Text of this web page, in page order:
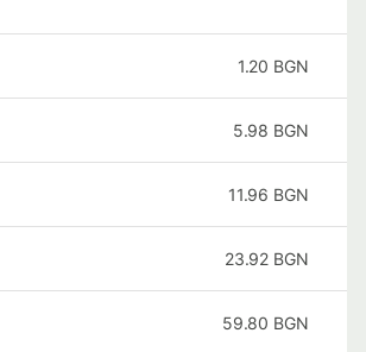
1.20 BGN
5.98 BGN
11.96 BGN
23.92 BGN
59.80 BGN